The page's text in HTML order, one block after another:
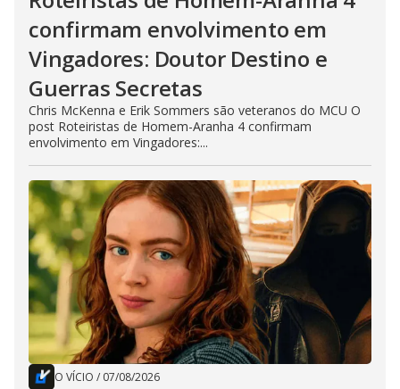
confirmam envolvimento em
Vingadores: Doutor Destino e
Guerras Secretas
Chris McKenna e Erik Sommers são veteranos do MCU O
post Roteiristas de Homem-Aranha 4 confirmam
envolvimento em Vingadores:...
O VÍCIO / 07/08/2026